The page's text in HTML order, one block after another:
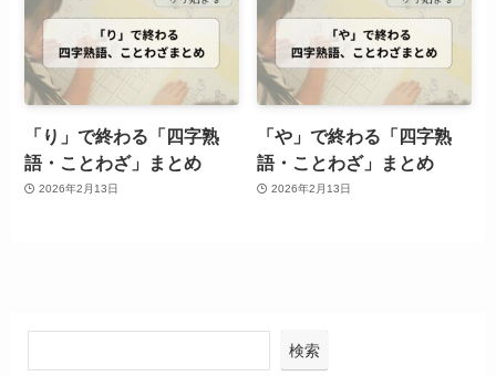
「り」で終わる「四字熟
語・ことわざ」まとめ
2026年2月13日
「や」で終わる「四字熟
語・ことわざ」まとめ
2026年2月13日
検索